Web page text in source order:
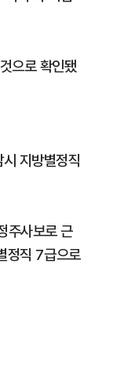
으로 확인됐
지방별정직
주사보로 근
정직 7급으로